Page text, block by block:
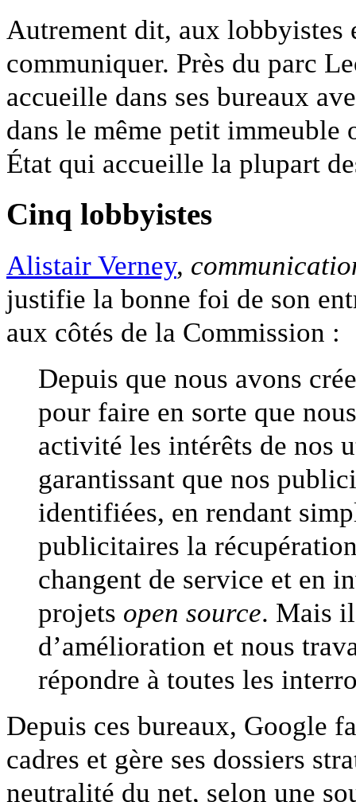
Autrement dit, aux lobbyistes
communiquer. Près du parc
accueille dans ses bureaux
dans le même petit immeuble
État qui accueille la plupart
Cinq lobbyistes
Alistair Verney,
justifie la bonne foi de son
aux côtés de la Commission :
Depuis que nous avons
pour faire en sorte que
activité les intérêts de nos
garantissant que nos
identifiées, en rendant
publicitaires la
changent de service et en
projets open source. Mais
d’amélioration et nous
répondre à toutes les
Depuis ces bureaux, Google
cadres et gère ses dossiers
neutralité du net, selon une